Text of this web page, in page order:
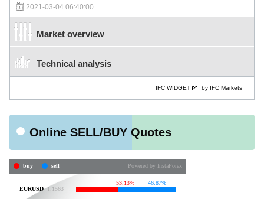
2021-03-04 06:40:00
Market overview
Technical analysis
IFC WIDGET by IFC Markets
Online SELL/BUY Quotes